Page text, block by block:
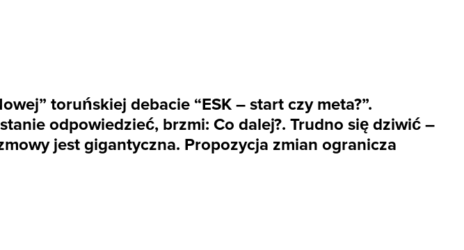
toruńskiej debacie “ESK – start czy meta?”.
odpowiedzieć, brzmi: Co dalej?. Trudno się dziwić –
jest gigantyczna. Propozycja zmian ogranicza